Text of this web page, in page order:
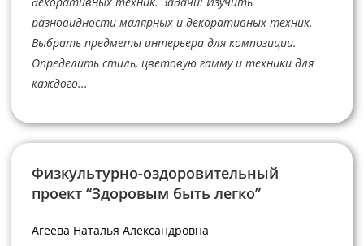
разновидности малярных и декоративных техник.
Выбрать предметы интерьера для композиции.
Определить стиль, цветовую гамму и техники для
каждого...
Физкультурно-оздоровительный
проект “Здоровым быть легко”
Агеева Наталья Александровна